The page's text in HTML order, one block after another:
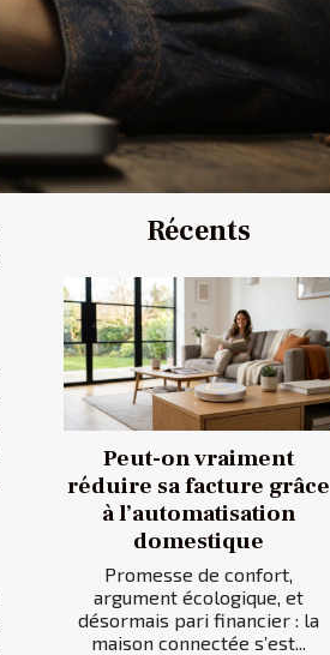
Récents
Peut-on vraiment
réduire sa facture grâce
à l’automatisation
domestique
Promesse de confort,
argument écologique, et
désormais pari financier : la
maison connectée s’est...